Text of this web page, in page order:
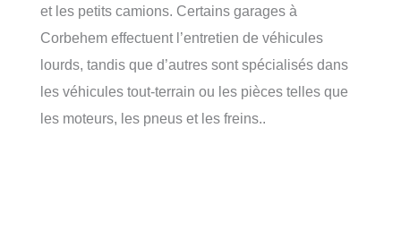
et les petits camions. Certains garages à
Corbehem effectuent l’entretien de véhicules
lourds, tandis que d’autres sont spécialisés dans
les véhicules tout-terrain ou les pièces telles que
les moteurs, les pneus et les freins..